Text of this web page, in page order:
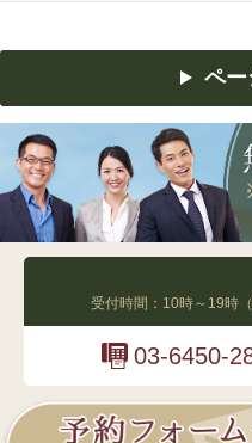
ペー
受付時間：10時～19時
03-6450-